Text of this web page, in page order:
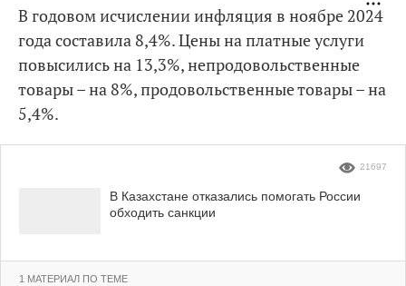
В годовом исчислении инфляция в ноябре 2024
года составила 8,4%. Цены на платные услуги
повысились на 13,3%, непродовольственные
товары – на 8%, продовольственные товары – на
5,4%.
В Казахстане отказались помогать России
обходить санкции
21697
1 МАТЕРИАЛ ПО ТЕМЕ